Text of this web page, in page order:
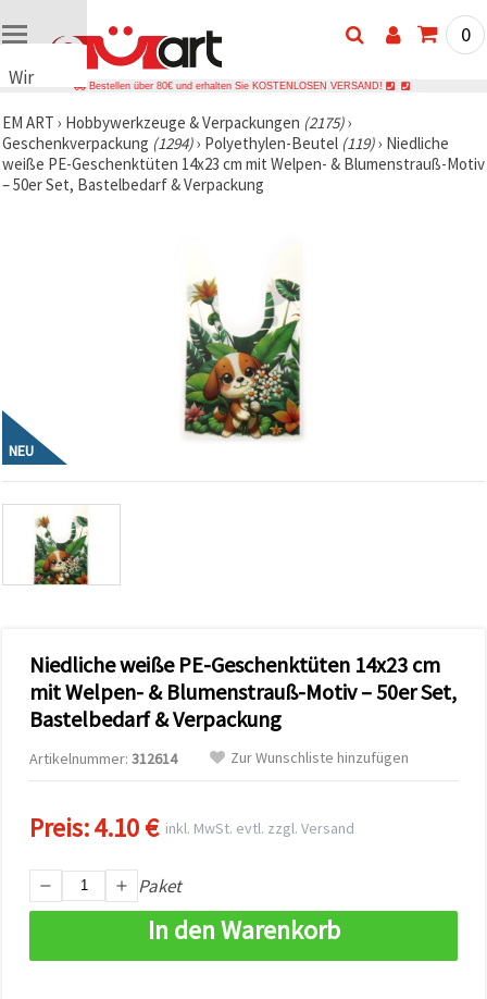
Wir
Cookies
🍪 Wir
verwenden
Cookies
und, mit
Ihrer
Einwilligung,
den
Datenverkehr
zu
analysieren
sowie
relevantere
Inhalte und
Werbung
unserer
Partner für
Analyse
Marketing.
Sie können
ablehnen
oder Ihre
Einstellungen
individuell
Einwilligung
0
Bestellen über 80€ und erhalten Sie KOSTENLOSEN VERSAND!
EM ART › Hobbywerkzeuge & Verpackungen (2175)›
Geschenkverpackung (1294)› Polyethylen-Beutel (119)› Niedliche
weiße PE-Geschenktüten 14x23 cm mit Welpen- & Blumenstrauß-Motiv
– 50er Set, Bastelbedarf & Verpackung
NEU
Niedliche weiße PE-Geschenktüten 14x23 cm
mit Welpen- & Blumenstrauß-Motiv – 50er Set,
Bastelbedarf & Verpackung
Artikelnummer: 312614 Zur Wunschliste hinzufügen
Preis:4.10 €inkl. MwSt. evtl. zzgl. Versand
Paket
In den Warenkorb